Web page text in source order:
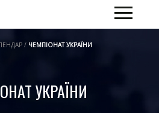
/ ЧЕМПІОНАТ УКРАЇНИ
УКРАЇНИ